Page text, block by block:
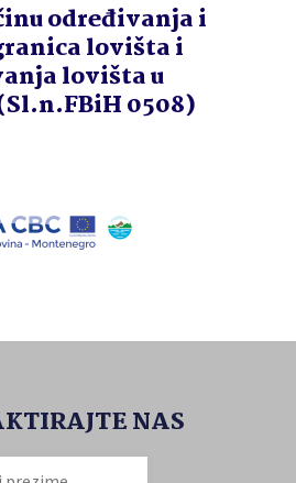
određivanja i
lovišta i
lovišta u
0508)
NAS